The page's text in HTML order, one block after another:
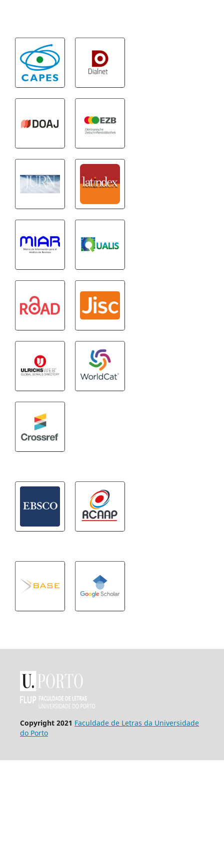
Copyright 2021 Faculdade de Letras da Universidade
do Porto